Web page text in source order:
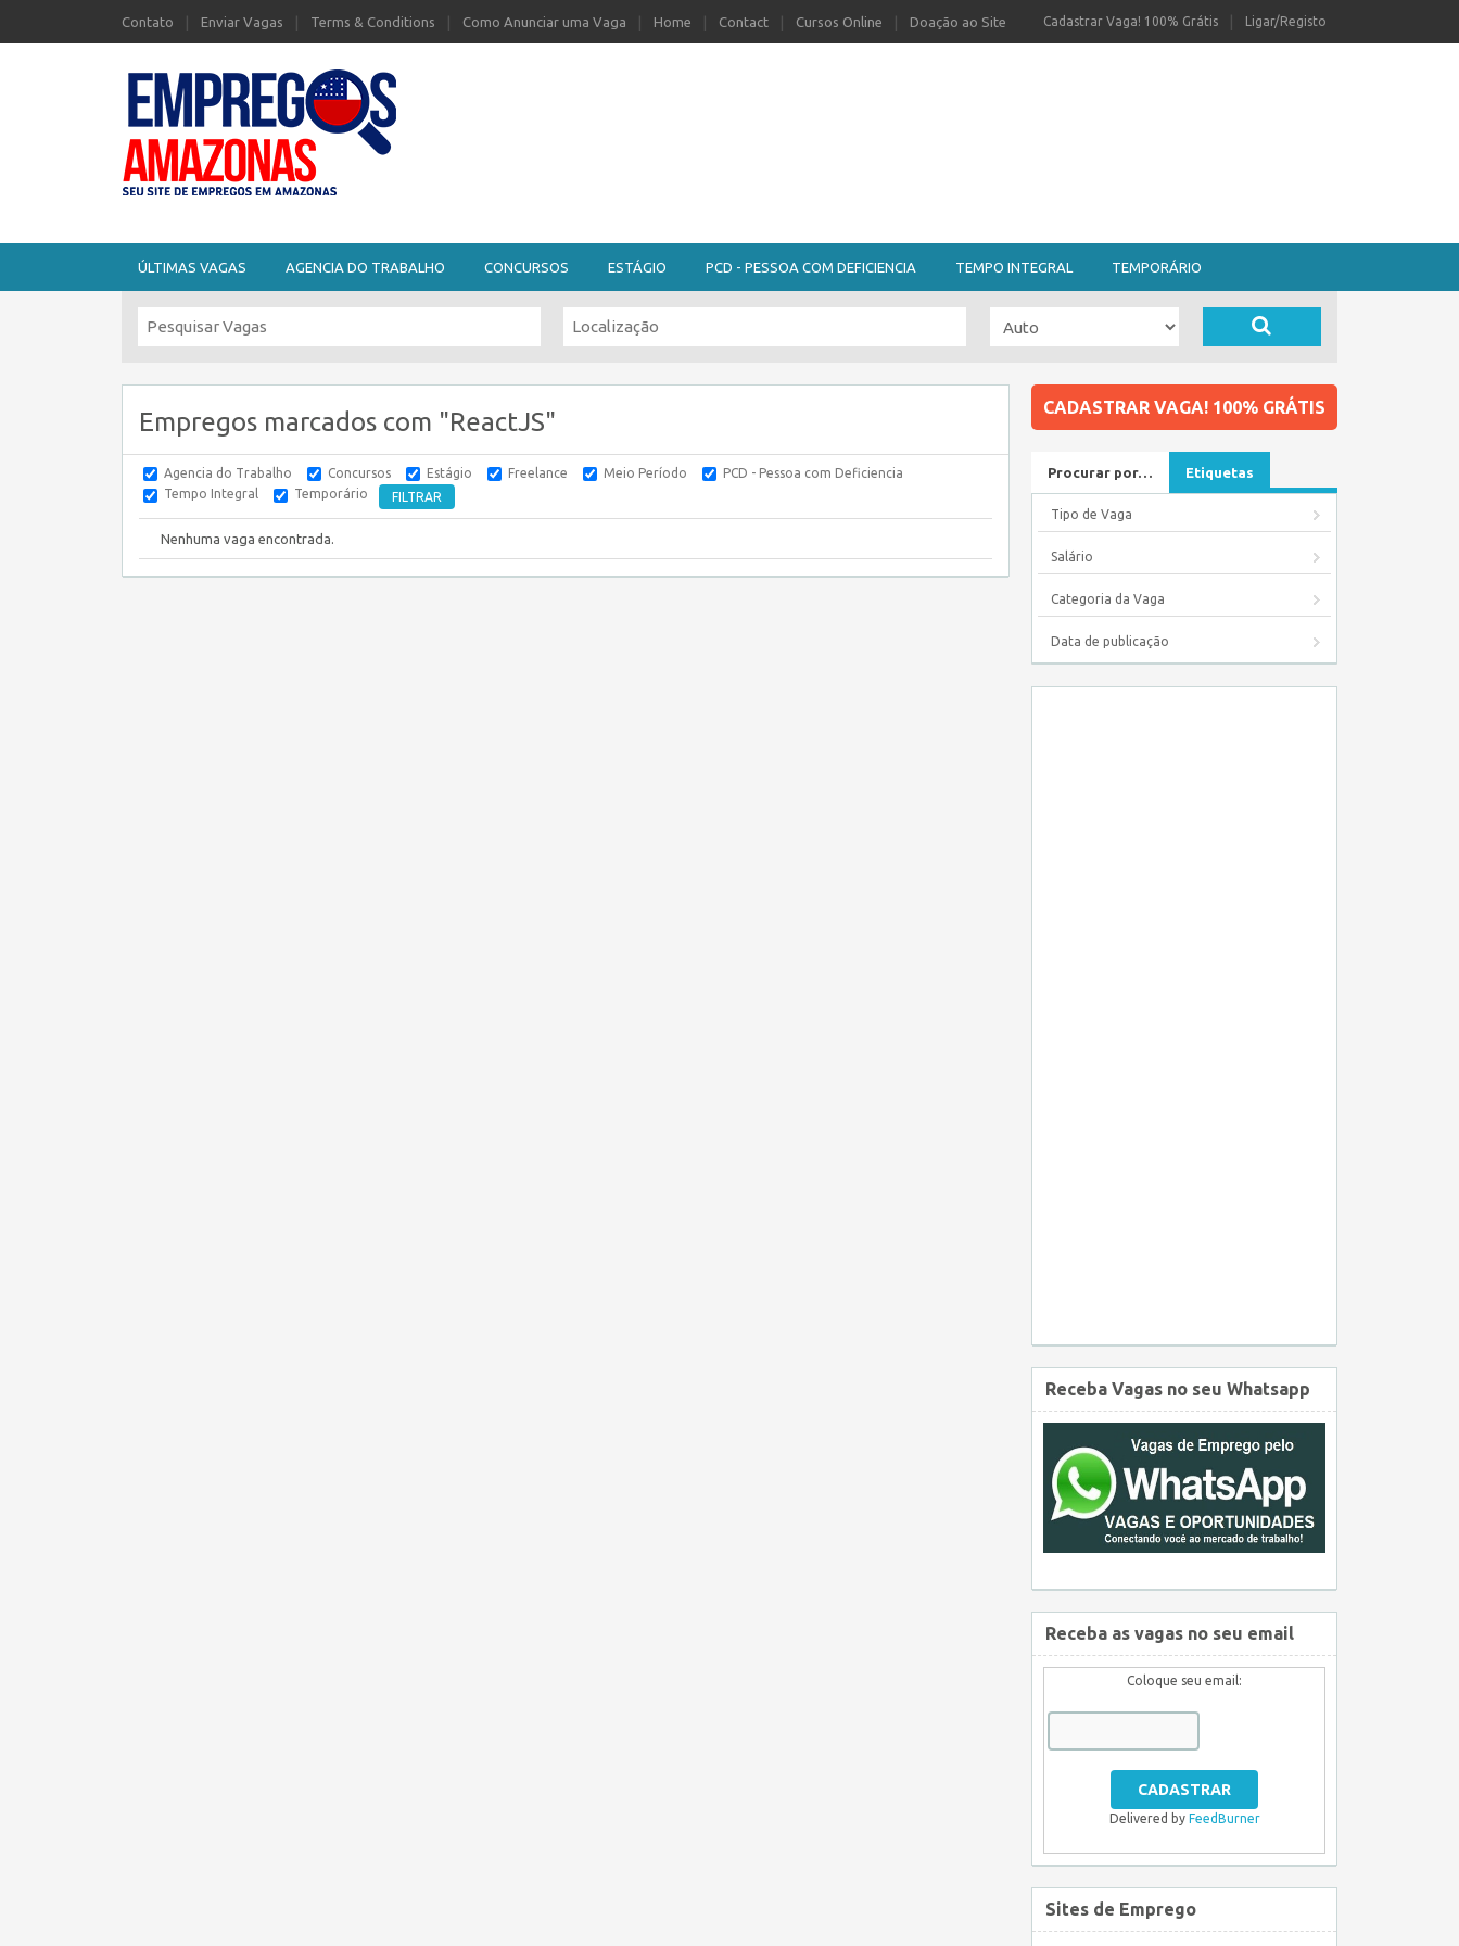
Contato Enviar Vagas Terms & Conditions Como Anunciar uma Vaga Home Contact Cursos Online Doação ao Site Ligar/Registo
Cadastrar Vaga! 100% Grátis
ÚLTIMAS VAGAS AGENCIA DO TRABALHO CONCURSOS ESTÁGIO PCD - PESSOA COM DEFICIENCIA TEMPO INTEGRAL TEMPORÁRIO
Empregos marcados com "ReactJS"
Agencia do Trabalho Concursos Estágio Freelance Meio Período
PCD - Pessoa com Deficiencia
Tempo Integral
Temporário
Nenhuma vaga encontrada.
CADASTRAR VAGA! 100% GRÁTIS
Procurar por… Etiquetas
Tipo de Vaga
Salário
Categoria da Vaga
Data de publicação
Receba Vagas no seu Whatsapp
Receba as vagas no seu email
Coloque seu email:
Delivered by FeedBurner
Sites de Emprego